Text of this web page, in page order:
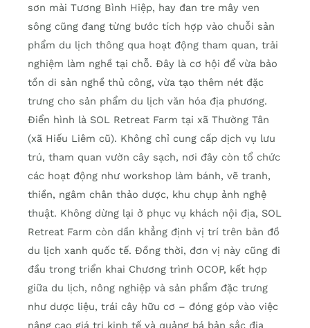
sơn mài Tương Bình Hiệp, hay đan tre mây ven
sông cũng đang từng bước tích hợp vào chuỗi sản
phẩm du lịch thông qua hoạt động tham quan, trải
nghiệm làm nghề tại chỗ. Đây là cơ hội để vừa bảo
tồn di sản nghề thủ công, vừa tạo thêm nét đặc
trưng cho sản phẩm du lịch văn hóa địa phương.
Điển hình là SOL Retreat Farm tại xã Thường Tân
(xã Hiếu Liêm cũ). Không chỉ cung cấp dịch vụ lưu
trú, tham quan vườn cây sạch, nơi đây còn tổ chức
các hoạt động như workshop làm bánh, vẽ tranh,
thiền, ngâm chân thảo dược, khu chụp ảnh nghệ
thuật. Không dừng lại ở phục vụ khách nội địa, SOL
Retreat Farm còn dần khẳng định vị trí trên bản đồ
du lịch xanh quốc tế. Đồng thời, đơn vị này cũng đi
đầu trong triển khai Chương trình OCOP, kết hợp
giữa du lịch, nông nghiệp và sản phẩm đặc trưng
như dược liệu, trái cây hữu cơ – đóng góp vào việc
nâng cao giá trị kinh tế và quảng bá bản sắc địa